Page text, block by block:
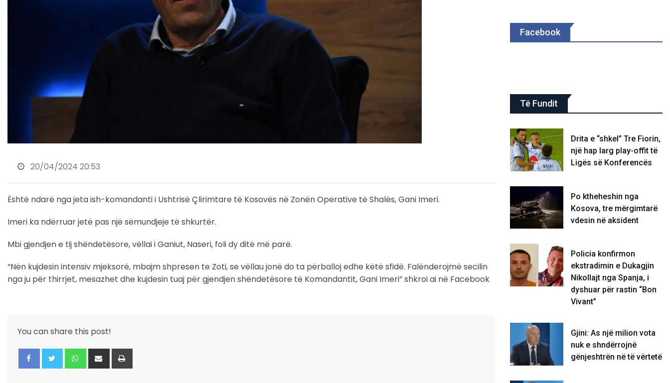
20/04/2024 20:53
Është ndarë nga jeta ish-komandanti i Ushtrisë Çlirimtare të Kosovës në Zonën Operative të Shalës, Gani Imeri.
Imeri ka ndërruar jetë pas një sëmundjeje të shkurtër.
Mbi gjendjen e tij shëndetësore, vëllai i Ganiut, Naseri, foli dy ditë më parë.
“Nën kujdesin intensiv mjeksorë, mbajm shpresen te Zoti, se vëllau jonë do ta përballoj edhe këtë sfidë. Falënderojmë secilin
nga ju për thirrjet, mesazhet dhe kujdesin tuaj për gjendjen shëndetësore të Komandantit, Gani Imeri” shkroi ai në Facebook
You can share this post!
Whatsapp
Share
Facebook
Të Fundit
Drita e “shkel” Tre Fiorin,
një hap larg play-offit të
Ligës së Konferencës
Po ktheheshin nga
Kosova, tre mërgimtarë
vdesin në aksident
Policia konfirmon
ekstradimin e Dukagjin
Nikollajt nga Spanja, i
dyshuar për rastin “Bon
Vivant”
Gjini: As një milion vota
nuk e shndërrojnë
gënjeshtrën në të vërtetë